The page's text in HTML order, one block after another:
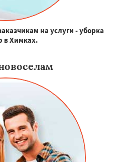
на услуги - уборка
в Химках.